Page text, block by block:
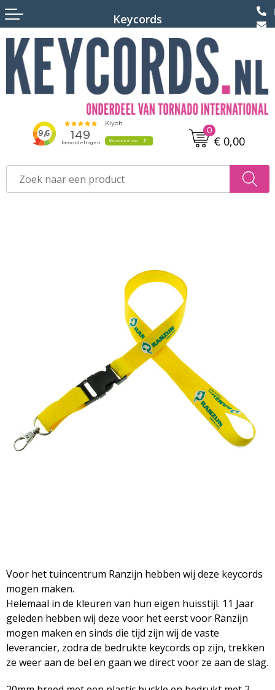
0
€ 0,00
Keycords
Keycords bedrukken
Keycords met logo
Keycords met naam
Keycords met pashouder
Voor het tuincentrum Ranzijn hebben wij deze keycords
mogen maken.
Helemaal in de kleuren van hun eigen huisstijl. 11 Jaar
geleden hebben wij deze voor het eerst voor Ranzijn
mogen maken en sinds die tijd zijn wij de vaste
leverancier, zodra de bedrukte keycords op zijn, trekken
ze weer aan de bel en gaan we direct voor ze aan de slag.